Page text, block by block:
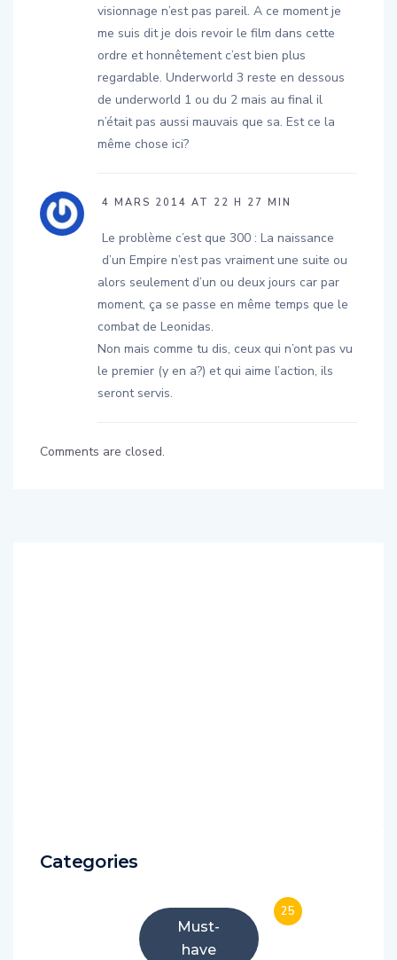
visionnage n’est pas pareil. A ce moment je
me suis dit je dois revoir le film dans cette
ordre et honnêtement c’est bien plus
regardable. Underworld 3 reste en dessous
de underworld 1 ou du 2 mais au final il
n’était pas aussi mauvais que sa. Est ce la
même chose ici?
4 MARS 2014 AT 22 H 27 MIN
Le problème c’est que 300 : La naissance
d’un Empire n’est pas vraiment une suite ou
alors seulement d’un ou deux jours car par
moment, ça se passe en même temps que le
combat de Leonidas.
Non mais comme tu dis, ceux qui n’ont pas vu
le premier (y en a?) et qui aime l’action, ils
seront servis.
Comments are closed.
Categories
Must-
have
25